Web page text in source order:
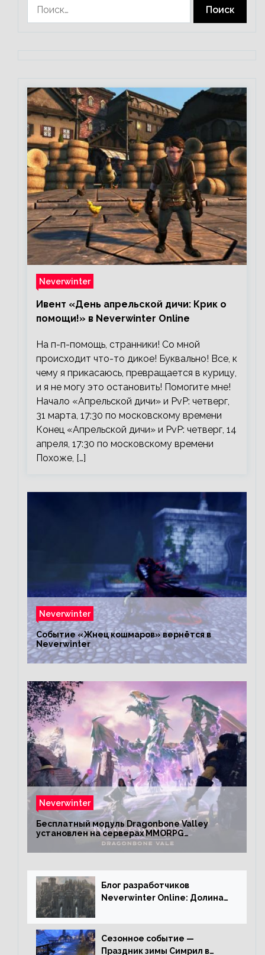
Neverwinter
Ивент «День апрельской дичи: Крик о
помощи!» в Neverwinter Online
На п-п-помощь, странники! Со мной
происходит что-то дикое! Буквально! Все, к
чему я прикасаюсь, превращается в курицу,
и я не могу это остановить! Помогите мне!
Начало «Апрельской дичи» и PvP: четверг,
31 марта, 17:30 по московскому времени
Конец «Апрельской дичи» и PvP: четверг, 14
апреля, 17:30 по московскому времени
Похоже, […]
Neverwinter
Событие «Жнец кошмаров» вернётся в
Neverwinter
Neverwinter
Бесплатный модуль Dragonbone Valley
установлен на серверах MMORPG
Блог разработчиков
Neverwinter Online: Долина
Сезонное событие —
Праздник зимы Симрил в